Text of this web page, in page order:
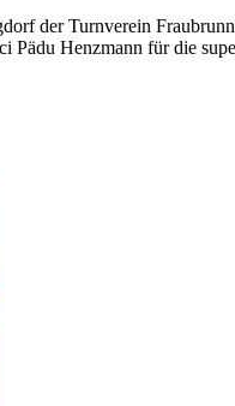
der Turnverein
Pädu Henzmann für die